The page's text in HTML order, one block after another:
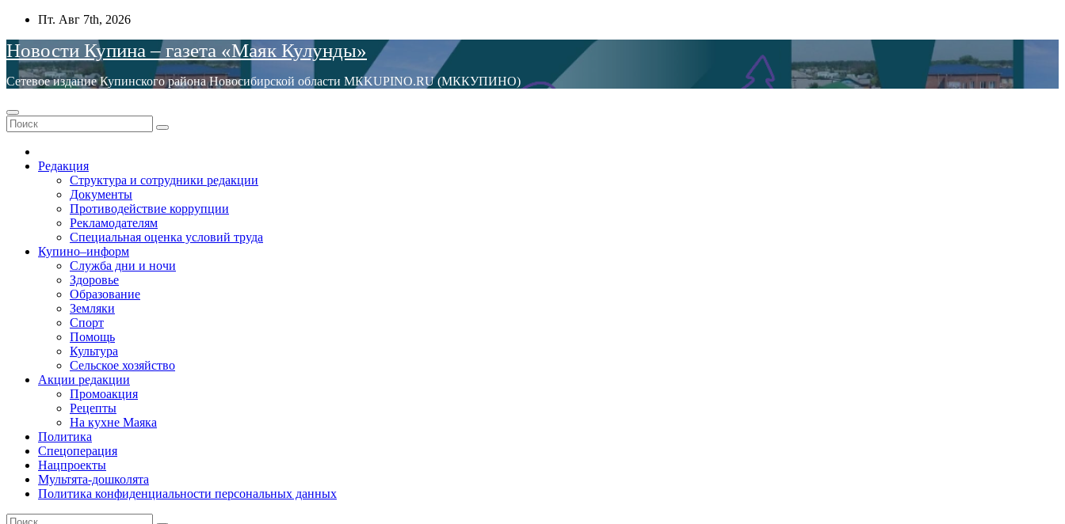
Перейти
содержимому
Пт. Авг 7th, 2026
Новости Купина – газета «Маяк Кулунды»
Сетевое издание Купинского района Новосибирской области МКKUPINO.RU (МККУПИНО)
Редакция
Структура и сотрудники редакции
Документы
Противодействие коррупции
Рекламодателям
Специальная оценка условий труда
Купино–информ
Служба дни и ночи
Здоровье
Образование
Земляки
Спорт
Помощь
Культура
Сельское хозяйство
Акции редакции
Промоакция
Рецепты
На кухне Маяка
Политика
Спецоперация
Нацпроекты
Мультята-дошколята
Политика конфиденциальности персональных данных